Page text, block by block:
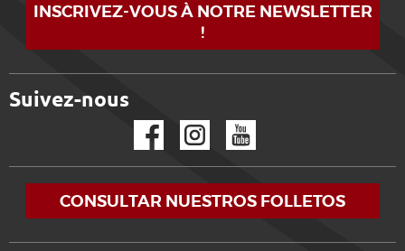
INSCRIVEZ-VOUS À NOTRE NEWSLETTER
!
Suivez-nous
CONSULTAR NUESTROS FOLLETOS